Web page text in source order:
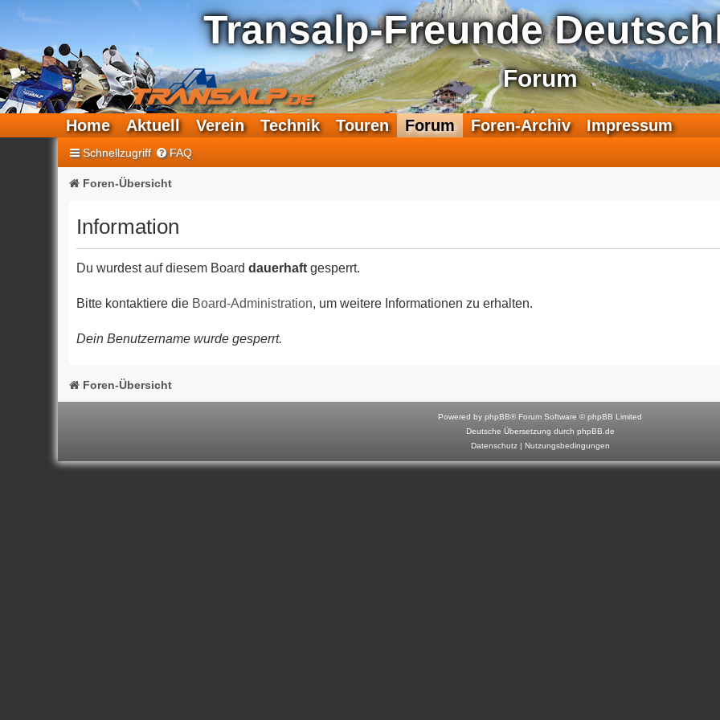
Transalp-Freunde
Forum
F
e
a
r
u
m
Home Aktuell Verein Technik Touren Forum Foren-Archiv Impressum
Schnellzugriff FAQ
Foren-Übersicht
Information
Du wurdest auf diesem Board dauerhaftgesperrt.
Bitte kontaktiere die Board-Administration, um weitere Informationen zu erhalten.
Dein Benutzername wurde gesperrt.
Foren-Übersicht
Powered by phpBB® Forum Software © phpBB Limited
Deutsche Übersetzung durch phpBB.de
Datenschutz| Nutzungsbedingungen